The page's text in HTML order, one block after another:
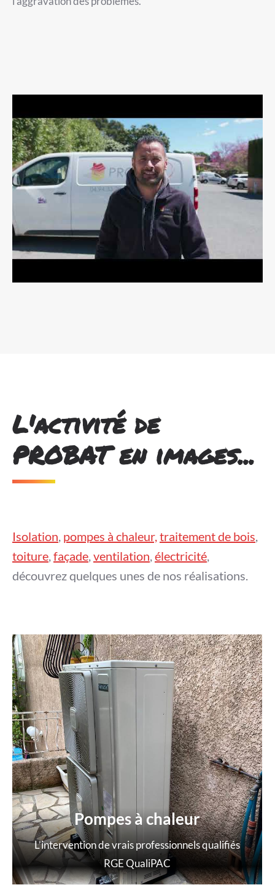
L'activité de
PROBAT en images...
Isolation, pompes à chaleur,traitement de bois,
toiture,façade,ventilation,électricité,
découvrez quelques unes de nos réalisations.
Pompes à chaleur
L’intervention de vrais professionnels qualifiés
RGE QualiPAC